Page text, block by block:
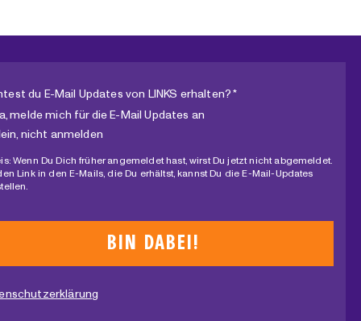
du E-Mail Updates von LINKS erhalten? *
melde mich für die E-Mail Updates an
nicht anmelden
Wenn Du Dich früher angemeldet hast, wirst Du jetzt nicht abgemeldet.
Link in den E-Mails, die Du erhältst, kannst Du die E-Mail-Updates